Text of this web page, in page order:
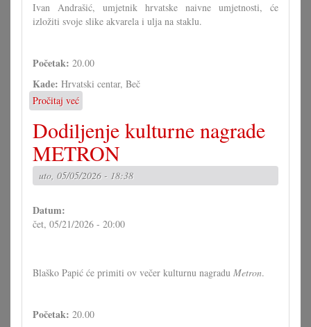
Ivan Andrašić, umjetnik hrvatske naivne umjetnosti, će
izložiti svoje slike akvarela i ulja na staklu.
Početak: 20.00
Kade: Hrvatski centar, Beč
Pročitaj već
Izložba
Ivana
Andrašića
u
Hrvatskom
centru
Dodiljenje kulturne nagrade
METRON
uto, 05/05/2026 - 18:38
Datum:
čet, 05/21/2026 - 20:00
Blaško Papić će primiti ov večer kulturnu nagradu Metron.
Početak: 20.00